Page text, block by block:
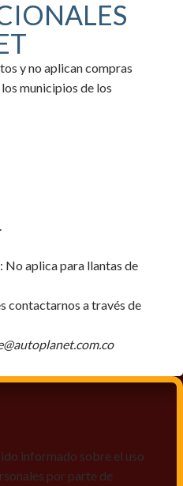
y no aplican compras
municipios de los
No aplica para llantas de
contactarnos a través de
informado sobre el uso
por parte de